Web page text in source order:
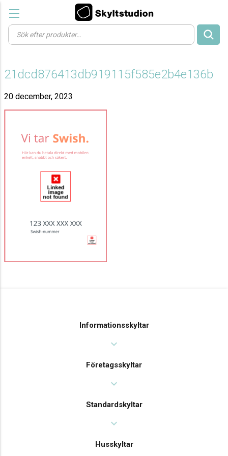
Products
search
21dcd876413db919115f585e2b4e136b
20 december, 2023
Informationsskyltar
expand_more
Företagsskyltar
expand_more
Standardskyltar
expand_more
Husskyltar